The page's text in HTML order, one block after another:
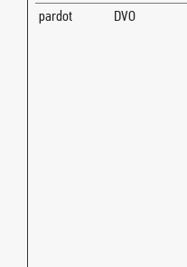
pardot DVO